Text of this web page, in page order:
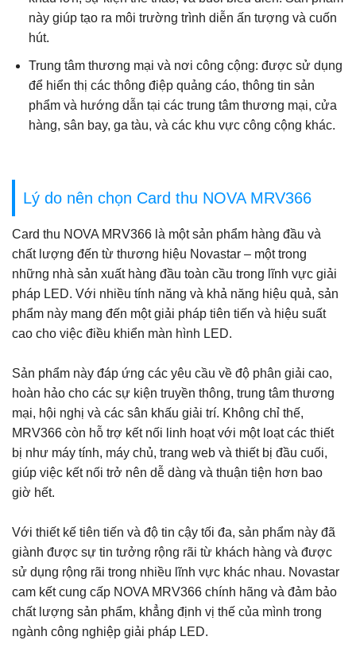
này giúp tạo ra môi trường trình diễn ấn tượng và cuốn
hút.
Trung tâm thương mại và nơi công cộng: được sử dụng
để hiển thị các thông điệp quảng cáo, thông tin sản
phẩm và hướng dẫn tại các trung tâm thương mại, cửa
hàng, sân bay, ga tàu, và các khu vực công cộng khác.
Lý do nên chọn Card thu NOVA MRV366
Card thu NOVA MRV366 là một sản phẩm hàng đầu và
chất lượng đến từ thương hiệu Novastar – một trong
những nhà sản xuất hàng đầu toàn cầu trong lĩnh vực giải
pháp LED. Với nhiều tính năng và khả năng hiệu quả, sản
phẩm này mang đến một giải pháp tiên tiến và hiệu suất
cao cho việc điều khiển màn hình LED.
Sản phẩm này đáp ứng các yêu cầu về độ phân giải cao,
hoàn hảo cho các sự kiện truyền thông, trung tâm thương
mại, hội nghị và các sân khấu giải trí. Không chỉ thế,
MRV366 còn hỗ trợ kết nối linh hoạt với một loạt các thiết
bị như máy tính, máy chủ, trang web và thiết bị đầu cuối,
giúp việc kết nối trở nên dễ dàng và thuận tiện hơn bao
giờ hết.
Với thiết kế tiên tiến và độ tin cậy tối đa, sản phẩm này đã
giành được sự tin tưởng rộng rãi từ khách hàng và được
sử dụng rộng rãi trong nhiều lĩnh vực khác nhau. Novastar
cam kết cung cấp NOVA MRV366 chính hãng và đảm bảo
chất lượng sản phẩm, khẳng định vị thế của mình trong
ngành công nghiệp giải pháp LED.